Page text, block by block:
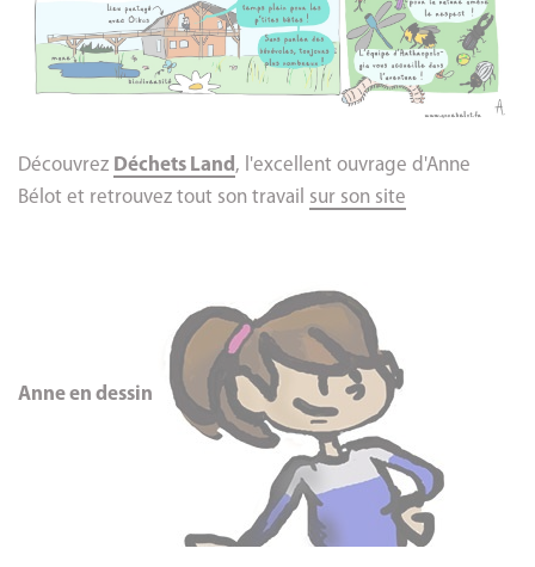
Découvrez Déchets Land , l'excellent ouvrage d'Anne
Bélot et retrouvez tout son travail sur son site
Anne en dessin